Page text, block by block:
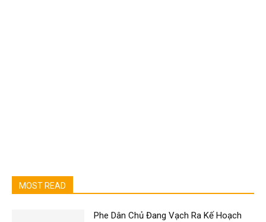
MOST READ
Phe Dân Chủ Đang Vạch Ra Kế Hoạch